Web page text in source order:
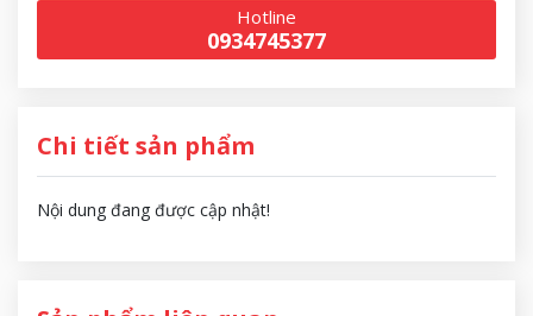
Hotline
0934745377
Chi tiết sản phẩm
Nội dung đang được cập nhật!